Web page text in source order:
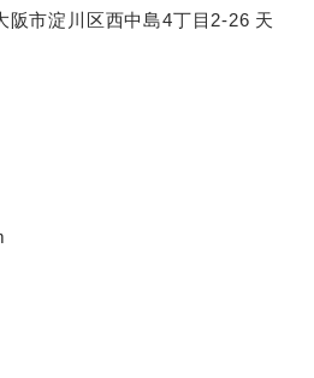
阪市淀川区西中島4丁目2-26 天